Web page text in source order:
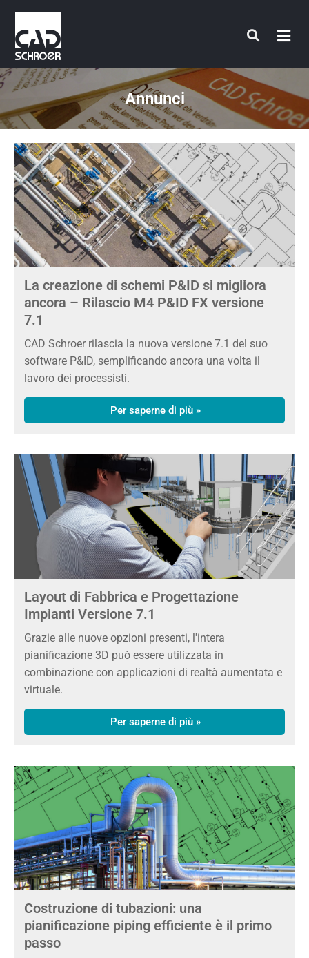
Vai
contenuto
Annunci
La creazione di schemi P&ID si migliora
ancora – Rilascio M4 P&ID FX versione
7.1
CAD Schroer rilascia la nuova versione 7.1 del suo
software P&ID, semplificando ancora una volta il
lavoro dei processisti.
Per saperne di più »
Layout di Fabbrica e Progettazione
Impianti Versione 7.1
Grazie alle nuove opzioni presenti, l'intera
pianificazione 3D può essere utilizzata in
combinazione con applicazioni di realtà aumentata e
virtuale.
Per saperne di più »
Costruzione di tubazioni: una
pianificazione piping efficiente è il primo
passo